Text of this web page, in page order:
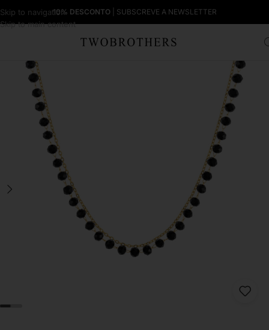
Skip to navigation
Skip to main content
10% DESCONTO| SUBSCREVE A NEWSLETTER
Colares Mulher